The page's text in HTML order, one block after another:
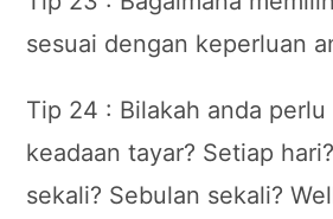
sesuai dengan keperluan
Tip 24 : Bilakah anda perlu
keadaan tayar? Setiap
sekali? Sebulan sekali?